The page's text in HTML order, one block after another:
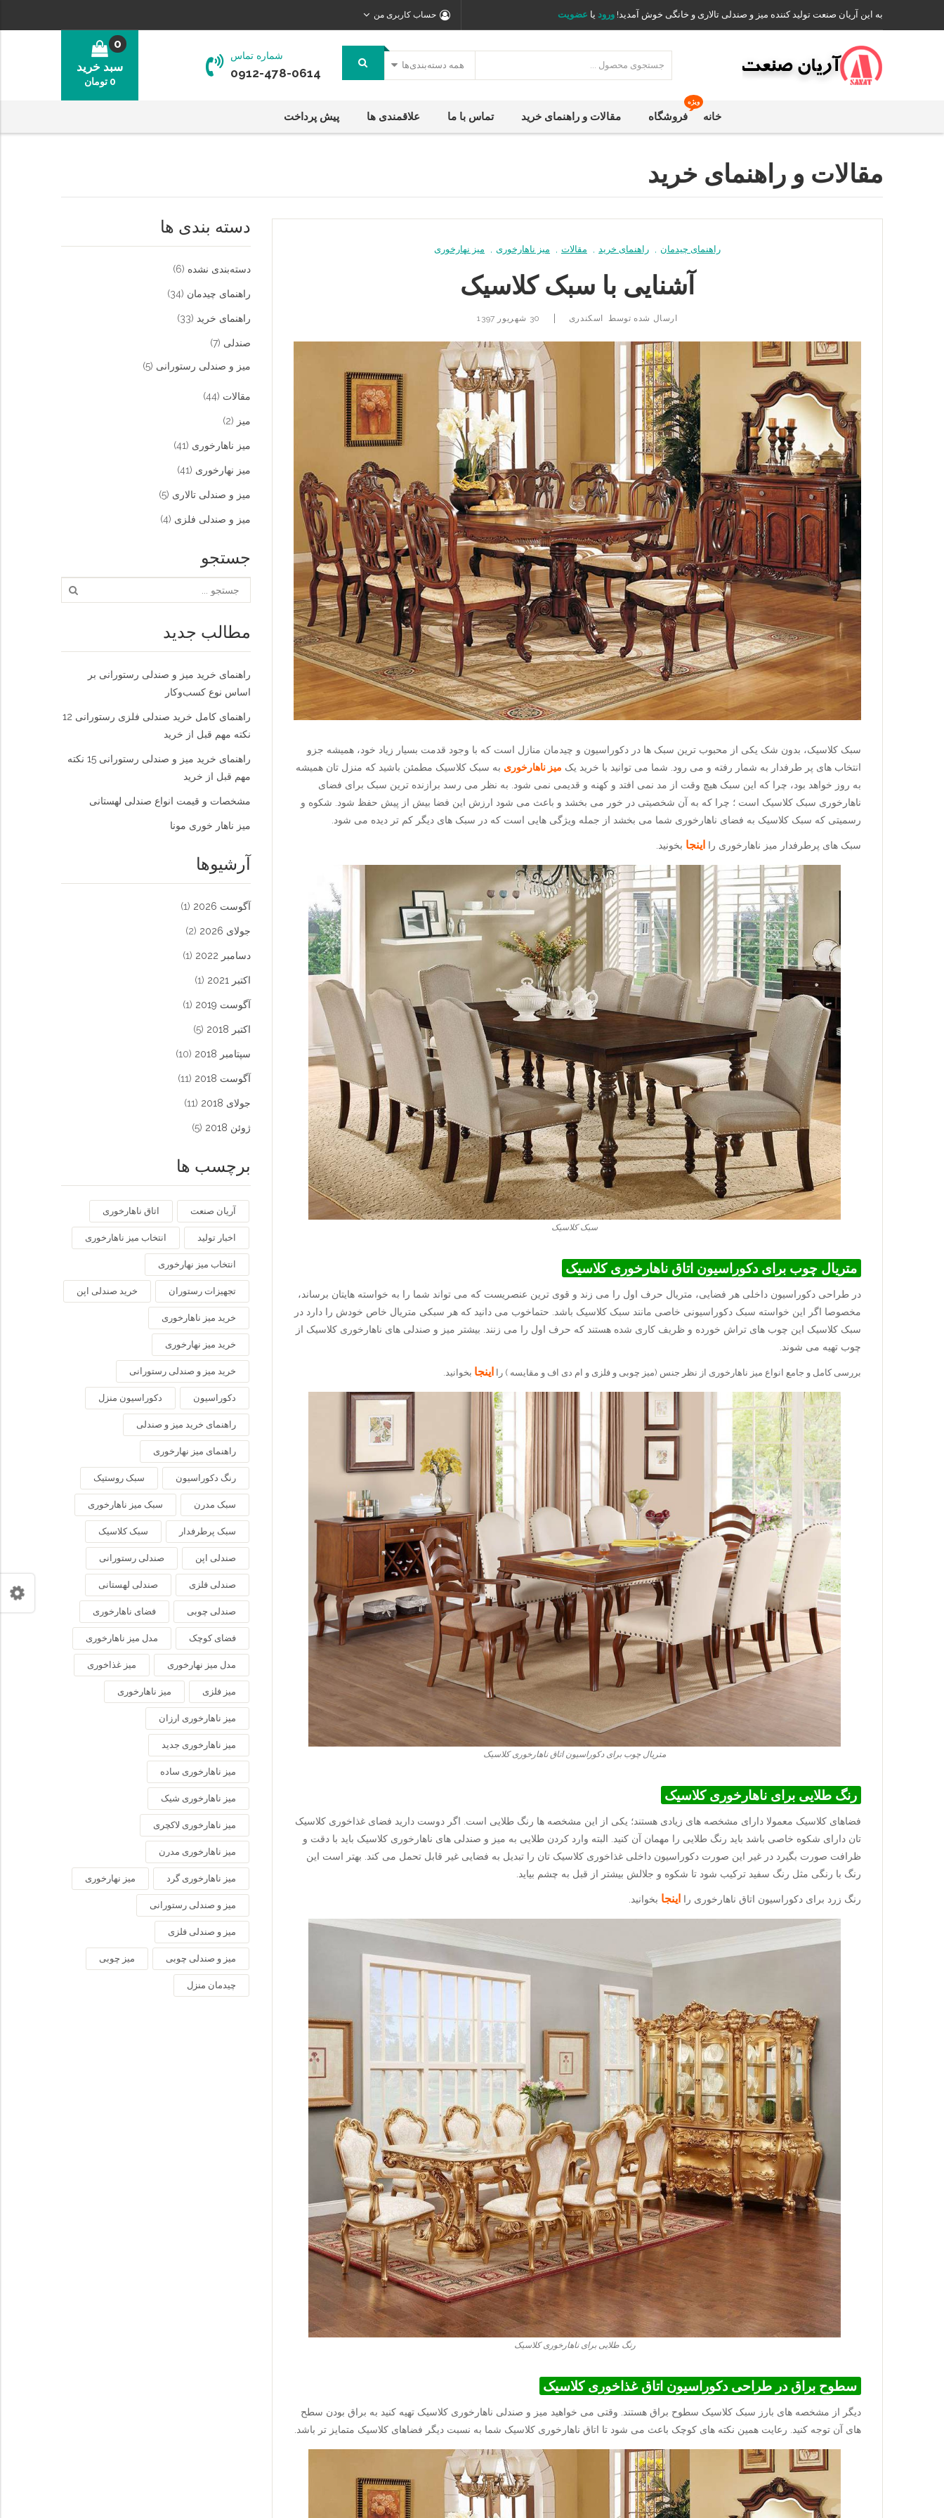
به این آریان صنعت تولید کننده میز و صندلی تالاری و خانگی خوش آمدید! ورود یا عضویت حساب کاربری من
همه دسته‌بندی‌ها
شماره تماس
0912-478-0614 سبد خرید
0
0 تومان
خانه فروشگاه
ویژه
مقالات و راهنمای خرید تماس با ما علاقمندی ها پیش پرداخت
مقالات و راهنمای خرید
دسته بندی ها
دسته‌بندی نشده (6)
راهنمای چیدمان (34)
راهنمای خرید (33)
صندلی (7)
میز و صندلی رستورانی (5)
مقالات (44)
میز (2)
میز ناهارخوری (41)
میز نهارخوری (41)
میز و صندلی تالاری (5)
میز و صندلی فلزی (4)
جستجو
مطالب جدید
راهنمای خرید میز و صندلی رستورانی بر
اساس نوع کسب‌و‌کار
راهنمای کامل خرید صندلی فلزی رستورانی 12
نکته مهم قبل از خرید
راهنمای خرید میز و صندلی رستورانی 15 نکته
مهم قبل از خرید
مشخصات و قیمت انواع صندلی لهستانی
میز ناهار خوری مونا
آرشیوها
آگوست 2026 (1)
جولای 2026 (2)
دسامبر 2022 (1)
اکتبر 2021 (1)
آگوست 2019 (1)
اکتبر 2018 (5)
سپتامبر 2018 (10)
آگوست 2018 (11)
جولای 2018 (11)
ژوئن 2018 (5)
برچسب ها
آریان صنعت اتاق ناهارخوری
اخبار تولید انتخاب میز ناهارخوری
انتخاب میز نهارخوری
تجهیزات رستوران خرید صندلی اپن
خرید میز ناهارخوری
خرید میز نهارخوری
خرید میز و صندلی رستورانی
دکوراسیون دکوراسیون منزل
راهنمای خرید میز و صندلی
راهنمای میز نهارخوری
رنگ دکوراسیون سبک روستیک
سبک مدرن سبک میز ناهارخوری
سبک پرطرفدار سبک کلاسیک
صندلی اپن صندلی رستورانی
صندلی فلزی صندلی لهستانی
صندلی چوبی فضای ناهارخوری
فضای کوچک مدل میز ناهارخوری
مدل میز نهارخوری میز غذاخوری
میز فلزی میز ناهارخوری
میز ناهارخوری ارزان
میز ناهارخوری جدید
میز ناهارخوری ساده
میز ناهارخوری شیک
میز ناهارخوری لاکچری
میز ناهارخوری مدرن
میز ناهارخوری گرد میز نهارخوری
میز و صندلی رستورانی
میز و صندلی فلزی
میز و صندلی چوبی میز چوبی
چیدمان منزل
راهنمای چیدمان راهنمای خرید مقالات میز ناهارخوری میز نهارخوری
آشنایی با سبک کلاسیک
ارسال شده توسط اسکندری 30 شهریور 1397
سبک کلاسیک، بدون شک یکی از محبوب ترین سبک ها در دکوراسیون و چیدمان منازل است که با وجود قدمت بسیار زیاد خود، همیشه جزو
انتخاب های پر طرفدار به شمار رفته و می رود. شما می توانید با خرید یک میز ناهارخوری به سبک کلاسیک مطمئن باشید که منزل تان همیشه
به روز خواهد بود، چرا که این سبک هیچ وقت از مد نمی افتد و کهنه و قدیمی نمی شود. به نظر می رسد برازنده ترین سبک برای فضای
ناهارخوری سبک کلاسیک است ؛ چرا که به آن شخصیتی در خور می بخشد و باعث می شود ارزش این فضا بیش از پیش حفظ شود. شکوه و
رسمیتی که سبک کلاسیک به فضای ناهارخوری شما می بخشد از جمله ویژگی هایی است که در سبک های دیگر کم تر دیده می شود.
سبک های پرطرفدار میز ناهارخوری را اینجا بخونید.
سبک کلاسیک
متریال چوب برای دکوراسیون اتاق ناهارخوری کلاسیک
در طراحی دکوراسیون داخلی هر فضایی، متریال حرف اول را می زند و قوی ترین عنصریست که می تواند شما را به خواسته هایتان برساند،
مخصوصا اگر این خواسته سبک دکوراسیونی خاصی مانند سبک کلاسیک باشد. حتماخوب می دانید که هر سبکی متریال خاص خودش را دارد در
سبک کلاسیک این چوب های تراش خورده و ظریف کاری شده هستند که حرف اول را می زنند. بیشتر میز و صندلی های ناهارخوری کلاسیک از
چوب تهیه می شوند.
بررسی کامل و جامع انواع میز ناهارخوری از نظر جنس (میز چوبی و فلزی و ام دی اف و مقایسه ) را اینجا بخوانید.
متریال چوب برای دکوراسیون اتاق ناهارخوری کلاسیک
رنگ طلایی برای ناهارخوری کلاسیک
فضاهای کلاسیک معمولا دارای مشخصه های زیادی هستند؛ یکی از این مشخصه ها رنگ طلایی است. اگر دوست دارید فضای غذاخوری کلاسیک
تان دارای شکوه خاصی باشد باید رنگ طلایی را مهمان آن کنید. البته وارد کردن طلایی به میز و صندلی های ناهارخوری کلاسیک باید با دقت و
ظرافت صورت بگیرد در غیر این صورت دکوراسیون داخلی غذاخوری کلاسیک تان را تبدیل به فضایی غیر قابل تحمل می کند. بهتر است این
رنگ با رنگی مثل رنگ سفید ترکیب شود تا شکوه و جلالش بیشتر از قبل به چشم بیاید.
رنگ زرد برای دکوراسیون اتاق ناهارخوری را اینجا بخوانید.
رنگ طلایی برای ناهارخوری کلاسیک
سطوح براق در طراحی دکوراسیون اتاق غذاخوری کلاسیک
دیگر از مشخصه های بارز سبک کلاسیک سطوح براق هستند. وقتی می خواهید میز و صندلی ناهارخوری کلاسیک تهیه کنید به براق بودن سطح
های آن توجه کنید. رعایت همین نکته های کوچک باعث می شود تا اتاق ناهارخوری کلاسیک شما به نسبت دیگر فضاهای کلاسیک متمایز تر باشد.